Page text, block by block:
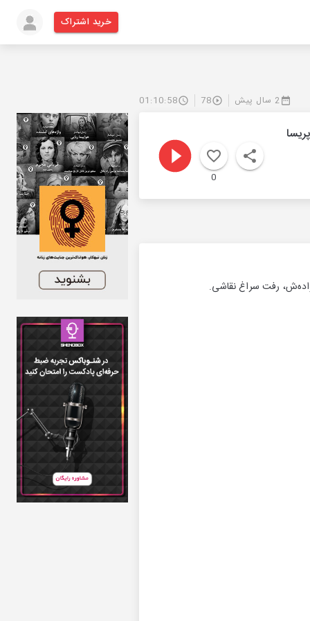
خرید اشتراک
2 سال پیش 78
01:10:58
0
رفت سراغ نقاشی.